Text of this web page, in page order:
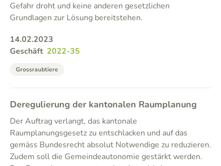
Gefahr droht und keine anderen gesetzlichen
Grundlagen zur Lösung bereitstehen.
14.02.2023
Geschäft 2022-35
Grossraubtiere
Deregulierung der kantonalen Raumplanung
Der Auftrag verlangt, das kantonale
Raumplanungsgesetz zu entschlacken und auf das
gemäss Bundesrecht absolut Notwendige zu reduzieren.
Zudem soll die Gemeindeautonomie gestärkt werden.